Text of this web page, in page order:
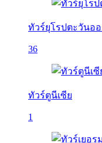
ทัวร์ยุโรปตะวันอ
36
ทัวร์ตูนีเซีย
1